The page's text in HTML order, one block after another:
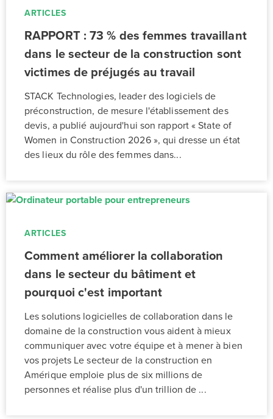
ARTICLES
RAPPORT : 73 % des femmes travaillant
dans le secteur de la construction sont
victimes de préjugés au travail
STACK Technologies, leader des logiciels de
préconstruction, de mesure l'établissement des
devis, a publié aujourd'hui son rapport « State of
Women in Construction 2026 », qui dresse un état
des lieux du rôle des femmes dans...
ARTICLES
Comment améliorer la collaboration
dans le secteur du bâtiment et
pourquoi c'est important
Les solutions logicielles de collaboration dans le
domaine de la construction vous aident à mieux
communiquer avec votre équipe et à mener à bien
vos projets Le secteur de la construction en
Amérique emploie plus de six millions de
personnes et réalise plus d'un trillion de ...